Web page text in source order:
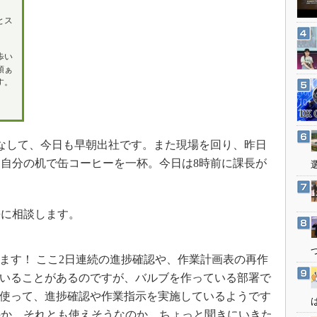
植物工場
新型コロナへの対応
ス
い
ぁ
して、今日も早朝出社です。また現場を回り、昨日
分の机で缶コーヒーを一杯。今日は8時前に課長が
相談します。
す！ ここ2日連続の進捗確認や、作業計画表の再作
ることがあるのですが、バルブを作っている部署で
って、進捗確認や作業指示を実施しているようです
、それとも使えそうなのか、ちょっと聞きにいきた